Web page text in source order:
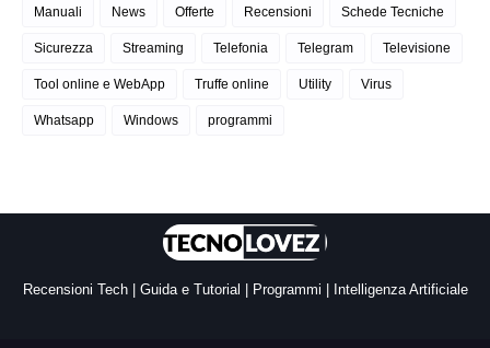
Manuali News Offerte Recensioni Schede Tecniche
Sicurezza Streaming Telefonia Telegram Televisione
Tool online e WebApp Truffe online Utility Virus
Whatsapp Windows programmi
Recensioni Tech | Guida e Tutorial | Programmi | Intelligenza Artificiale